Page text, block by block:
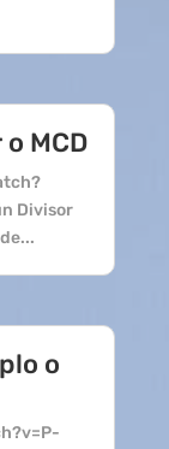
MCD
Divisor
o